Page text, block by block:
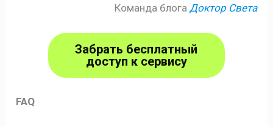
Команда блога Доктор Света
Забрать бесплатный
доступ к сервису
FAQ